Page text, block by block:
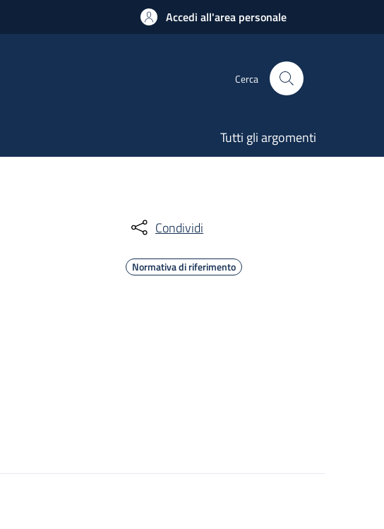
Accedi all'area personale
Cerca
Tutti gli argomenti
Condividi
Normativa di riferimento